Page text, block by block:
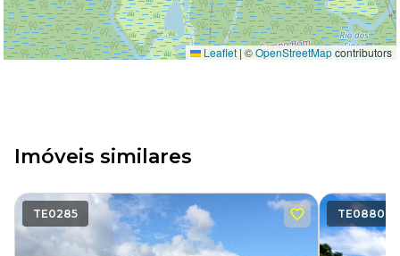
Leaflet | ©OpenStreetMapcontributors
Imóveis similares
TE0285 TE0880